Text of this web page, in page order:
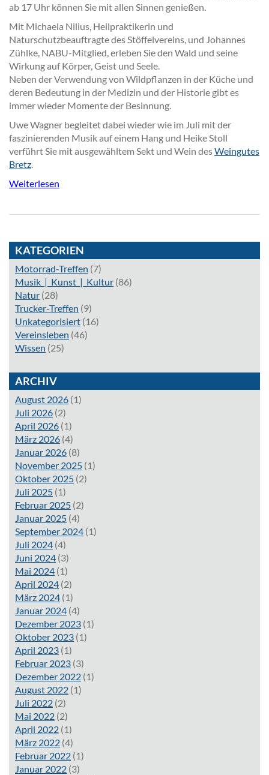
ab 17 Uhr können Sie mit allen Sinnen genießen.
Mit Michaela Nilius, Heilpraktikerin und
Naturschutzbeauftragte des Stöffelvereins, und Johannes
Zühlke, NABU-Mitglied, erleben Sie den Wald und seine
Wirkung auf Körper, Geist und Seele.
Neben der Verwendung von Wildpflanzen in der Küche und
deren Bedeutung in der Medizin und der Historie gibt es
immer wieder Momente der Besinnung.
Uwe Wagner begleitet dabei wieder wie im Juli mit der
faszinierenden Musik auf einem Hang und Heike Stoll
verführt Sie mit ausgewähltem Sekt und Wein desWeingutes
Bretz
Weiterlesen
KATEGORIEN
Motorrad-Treffen (7)
Musik_|_Kunst_|_Kultur (86)
Natur (28)
Trucker-Treffen (9)
Unkategorisiert (16)
Vereinsleben (46)
Wissen (25)
ARCHIV
August 2026 (1)
Juli 2026 (2)
April 2026 (1)
März 2026 (4)
Januar 2026 (8)
November 2025 (1)
Oktober 2025 (2)
Juli 2025 (1)
Februar 2025 (2)
Januar 2025 (4)
September 2024 (1)
Juli 2024 (4)
Juni 2024 (3)
Mai 2024 (1)
April 2024 (2)
März 2024 (1)
Januar 2024 (4)
Dezember 2023 (1)
Oktober 2023 (1)
April 2023 (1)
Februar 2023 (3)
Dezember 2022 (1)
August 2022 (1)
Juli 2022 (2)
Mai 2022 (2)
April 2022 (1)
März 2022 (4)
Februar 2022 (1)
Januar 2022 (3)